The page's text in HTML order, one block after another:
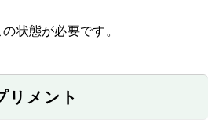
状態が必要です。
リメント